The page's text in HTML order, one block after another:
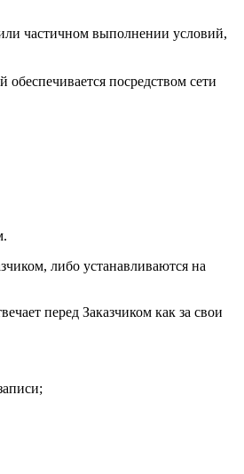
частичном выполнении условий,
посредством сети
либо устанавливаются на
перед Заказчиком как за свои